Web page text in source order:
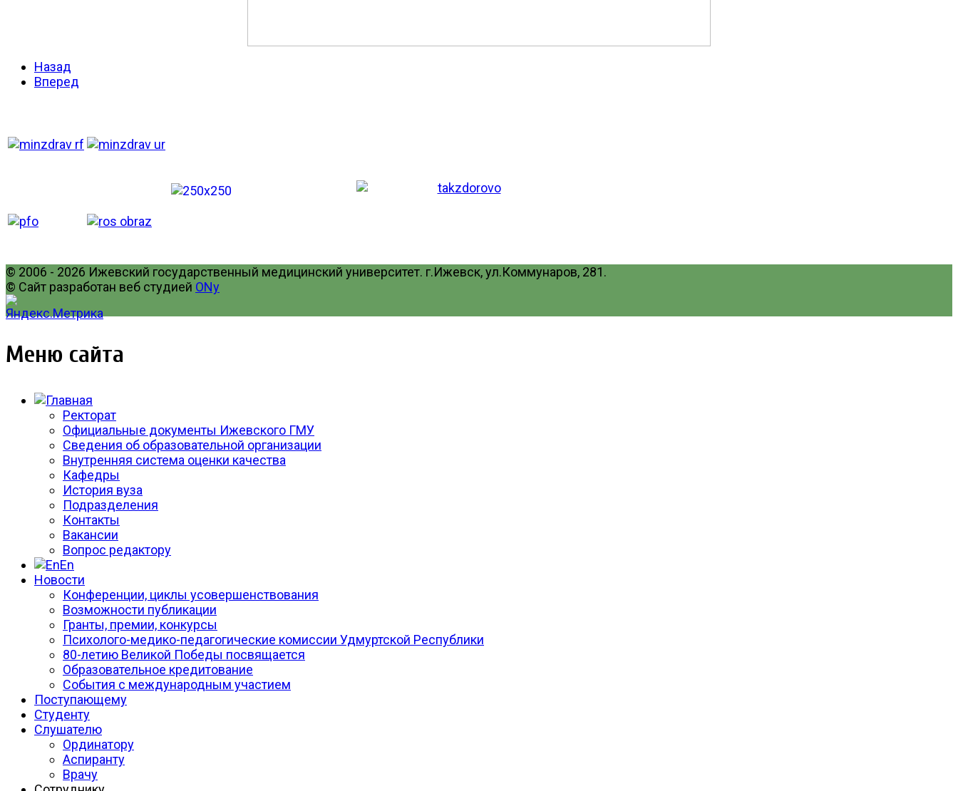
Назад
Вперед
© 2006 - 2026 Ижевский государственный медицинский университет. г.Ижевск, ул.Коммунаров, 281.
© Сайт разработан веб студией ONy
Меню сайта
Ректорат
Официальные документы Ижевского ГМУ
Сведения об образовательной организации
Внутренняя система оценки качества
Кафедры
История вуза
Подразделения
Контакты
Вакансии
Вопрос редактору
En
Новости
Конференции, циклы усовершенствования
Возможности публикации
Гранты, премии, конкурсы
Психолого-медико-педагогические комиссии Удмуртской Республики
80-летию Великой Победы посвящается
Образовательное кредитование
События с международным участием
Поступающему
Студенту
Слушателю
Ординатору
Аспиранту
Врачу